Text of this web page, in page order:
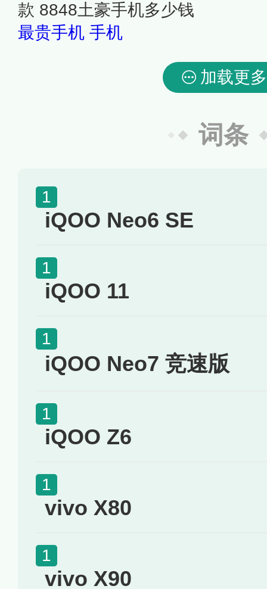
款 8848土豪手机多少钱
最贵手机 手机
加载更多
词条
iQOO Neo6 SE
iQOO 11
iQOO Neo7 竞速版
iQOO Z6
vivo X80
vivo X90